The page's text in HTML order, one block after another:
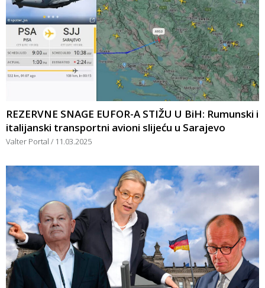
REZERVNE SNAGE EUFOR-A STIŽU U BiH: Rumunski i
italijanski transportni avioni slijeću u Sarajevo
Valter Portal 11.03.2025